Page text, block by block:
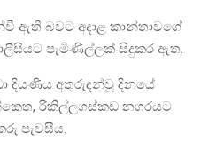
ඇති බවට අදාළ කාන්තාවගේ
පැමිණිල්ලක් සිදුකර ඇත.
දියණිය අතුරුදන්වූ දිනයේ
රිකිල්ලගස්කඩ නගරයට
පැවසීය.